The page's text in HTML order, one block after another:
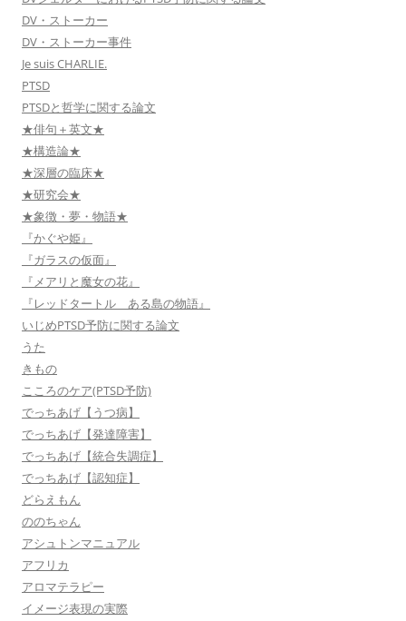
DV・ストーカー
DV・ストーカー事件
Je suis CHARLIE.
PTSD
PTSDと哲学に関する論文
★俳句＋英文★
★構造論★
★深層の臨床★
★研究会★
★象徴・夢・物語★
『かぐや姫』
『ガラスの仮面』
『メアリと魔女の花』
『レッドタートル ある島の物語』
いじめPTSD予防に関する論文
うた
きもの
こころのケア(PTSD予防)
でっちあげ【うつ病】
でっちあげ【発達障害】
でっちあげ【統合失調症】
でっちあげ【認知症】
どらえもん
ののちゃん
アシュトンマニュアル
アフリカ
アロマテラピー
イメージ表現の実際